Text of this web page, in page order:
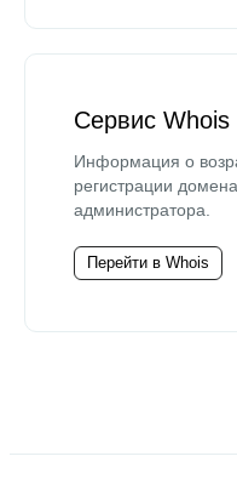
Сервис Whois
Информация о
регистрации
администратора.
Перейти в Whois